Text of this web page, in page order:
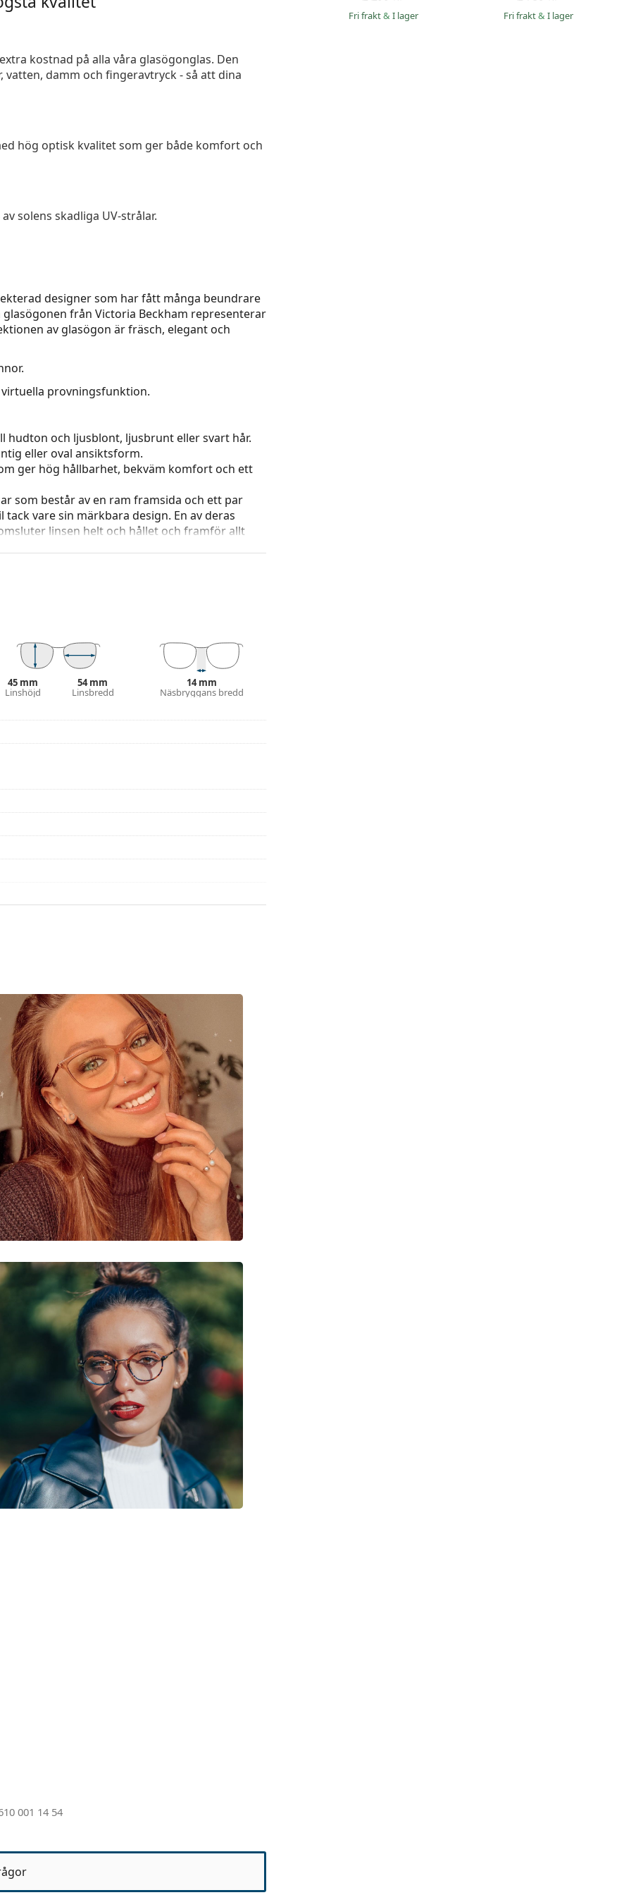
Fri frakt& I lager Fri frakt& I lager
kostnad på alla våra glasögonglas. Den
damm och fingeravtryck - så att dina
hög optisk kvalitet som ger både komfort och
solens skadliga UV-strålar.
designer som har fått många beundrare
från Victoria Beckham representerar
av glasögon är fräsch, elegant och
provningsfunktion.
hudton och ljusblont, ljusbrunt eller svart hår.
eller oval ansiktsform.
ger hög hållbarhet, bekväm komfort och ett
som består av en ram framsida och ett par
vare sin märkbara design. En av deras
linsen helt och hållet och framför allt
färg och utformning kan variera.
skötsel av glasögon. Observera att vissa
eller kolla in vår glasögonguide
om du
före användning
45 mm
Linshöjd
54 mm
Linsbredd
14 mm
Näsbryggans bredd
001 14 54